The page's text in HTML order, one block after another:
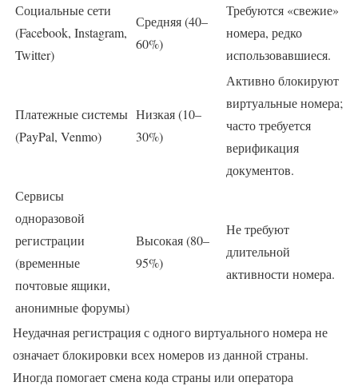
Социальные сети
(Facebook, Instagram,
Twitter)
Средняя (40–
60%)
Требуются «свежие»
номера, редко
использовавшиеся.
Платежные системы
(PayPal, Venmo)
Низкая (10–
30%)
Активно блокируют
виртуальные номера;
часто требуется
верификация
документов.
Сервисы
одноразовой
регистрации
(временные
почтовые ящики,
анонимные форумы)
Высокая (80–
95%)
Не требуют
длительной
активности номера.
Неудачная регистрация с одного виртуального номера не
означает блокировки всех номеров из данной страны.
Иногда помогает смена кода страны или оператора